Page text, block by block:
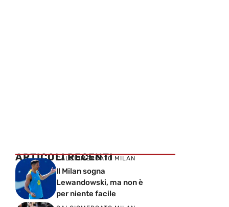
ARTICOLI RECENTI
CALCIOMERCATO MILAN
Il Milan sogna
Lewandowski, ma non è
per niente facile